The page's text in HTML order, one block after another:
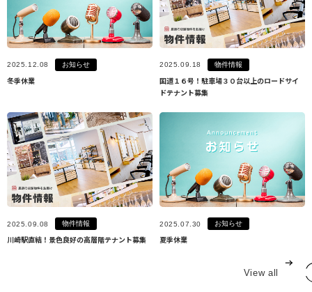
2025.12.08 お知らせ
冬季休業
2025.09.18 物件情報
国道１６号！駐車場３０台以上のロードサイ
ドテナント募集
2025.09.08 物件情報
川崎駅直結！景色良好の高層階テナント募集
2025.07.30 お知らせ
夏季休業
View all